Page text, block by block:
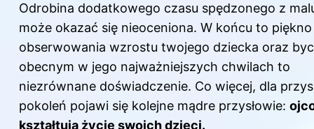
Odrobina dodatkowego czasu spędzonego z
może okazać się nieoceniona. W końcu to piękno
obserwowania wzrostu twojego dziecka oraz
obecnym w jego najważniejszych chwilach to
niezrównane doświadczenie. Co więcej, dla
pokoleń pojawi się kolejne mądre przysłowie:
kształtują życie swoich dzieci.